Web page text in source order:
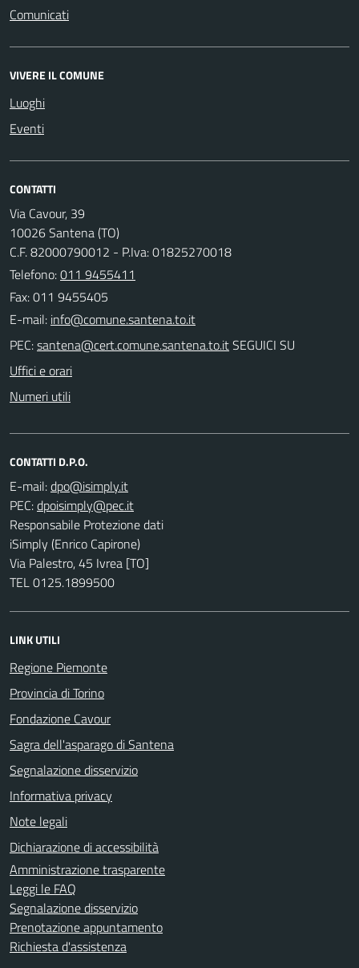
Comunicati
VIVERE IL COMUNE
Luoghi
Eventi
CONTATTI
Via Cavour, 39
10026 Santena (TO)
C.F. 82000790012 - P.Iva: 01825270018
Telefono:011 9455411
Fax: 011 9455405
E-mail:
PEC:
SEGUICI SU
Uffici e orari
Numeri utili
CONTATTI D.P.O.
E-mail:
PEC:
Responsabile Protezione dati
iSimply (Enrico Capirone)
Via Palestro, 45 Ivrea [TO]
TEL 0125.1899500
LINK UTILI
Regione Piemonte
Provincia di Torino
Fondazione Cavour
Sagra dell'asparago di Santena
Segnalazione disservizio
Informativa privacy
Note legali
Dichiarazione di accessibilità
Amministrazione trasparente
Leggi le FAQ
Segnalazione disservizio
Prenotazione appuntamento
Richiesta d'assistenza